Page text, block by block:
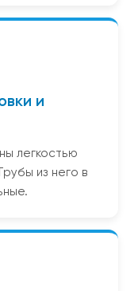
и
легкостью
из него в